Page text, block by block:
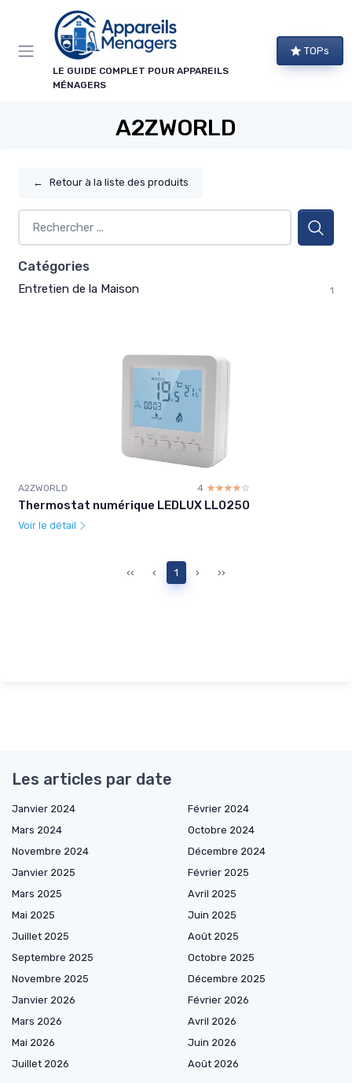
LE GUIDE COMPLET POUR APPAREILS
MÉNAGERS
TOPs
A2ZWORLD
← Retour à la liste des produits
Catégories
Entretien de la Maison 1
A2ZWORLD 4 ☆☆☆☆☆
★★★★★
Thermostat numérique LEDLUX LL0250
Voir le détail
‹‹ ‹ 1 › ››
Les articles par date
Janvier 2024
Février 2024
Mars 2024
Octobre 2024
Novembre 2024
Décembre 2024
Janvier 2025
Février 2025
Mars 2025
Avril 2025
Mai 2025
Juin 2025
Juillet 2025
Août 2025
Septembre 2025
Octobre 2025
Novembre 2025
Décembre 2025
Janvier 2026
Février 2026
Mars 2026
Avril 2026
Mai 2026
Juin 2026
Juillet 2026
Août 2026
Panneau de gestion des cookies